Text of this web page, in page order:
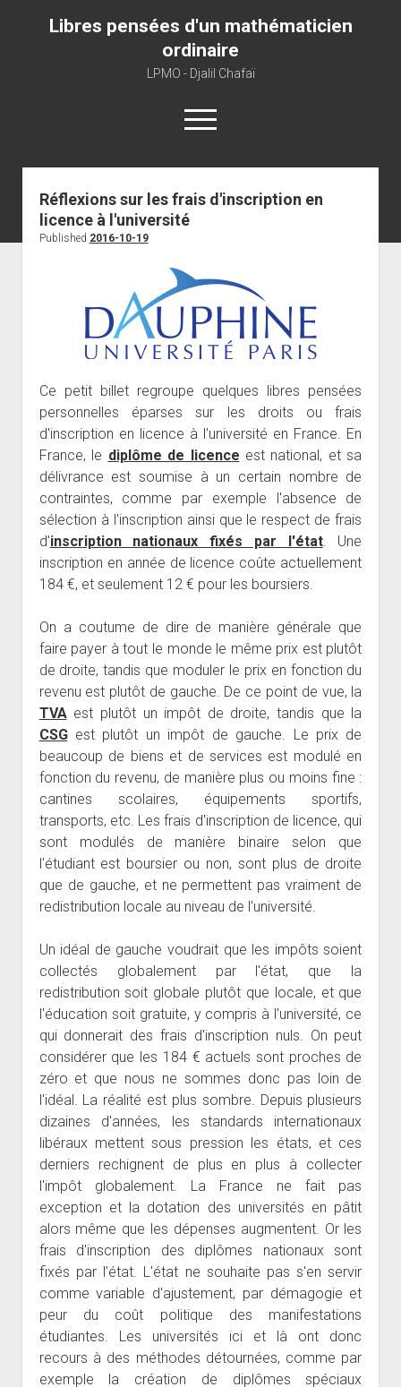
Libres pensées d'un mathématicien
ordinaire
LPMO - Djalil Chafaï
open
menu
Home
LPMO
About mathematics
About this blog
Réflexions sur les frais d'inscription en
licence à l'université
Published 2016-10-19
Ce petit billet regroupe quelques libres pensées
personnelles éparses sur les droits ou frais
d'inscription en licence à l'université en France. En
France, le diplôme de licence est national, et sa
délivrance est soumise à un certain nombre de
contraintes, comme par exemple l'absence de
sélection à l'inscription ainsi que le respect de frais
d'inscription nationaux fixés par l'état. Une
inscription en année de licence coûte actuellement
184 €, et seulement 12 € pour les boursiers.
On a coutume de dire de manière générale que
faire payer à tout le monde le même prix est plutôt
de droite, tandis que moduler le prix en fonction du
revenu est plutôt de gauche. De ce point de vue, la
TVAest plutôt un impôt de droite, tandis que la
CSGest plutôt un impôt de gauche. Le prix de
beaucoup de biens et de services est modulé en
fonction du revenu, de manière plus ou moins fine :
cantines scolaires, équipements sportifs,
transports, etc. Les frais d'inscription de licence, qui
sont modulés de manière binaire selon que
l'étudiant est boursier ou non, sont plus de droite
que de gauche, et ne permettent pas vraiment de
redistribution locale au niveau de l'université.
Un idéal de gauche voudrait que les impôts soient
collectés globalement par l'état, que la
redistribution soit globale plutôt que locale, et que
l'éducation soit gratuite, y compris à l'université, ce
qui donnerait des frais d'inscription nuls. On peut
considérer que les 184 € actuels sont proches de
zéro et que nous ne sommes donc pas loin de
l'idéal. La réalité est plus sombre. Depuis plusieurs
dizaines d'années, les standards internationaux
libéraux mettent sous pression les états, et ces
derniers rechignent de plus en plus à collecter
l'impôt globalement. La France ne fait pas
exception et la dotation des universités en pâtit
alors même que les dépenses augmentent. Or les
frais d'inscription des diplômes nationaux sont
fixés par l'état. L'état ne souhaite pas s'en servir
comme variable d'ajustement, par démagogie et
peur du coût politique des manifestations
étudiantes. Les universités ici et là ont donc
recours à des méthodes détournées, comme par
exemple la création de diplômes spéciaux